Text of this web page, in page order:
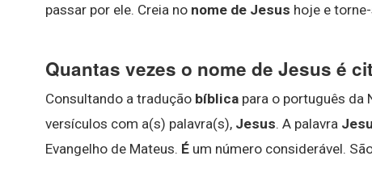
passar por ele. Creia no nome de Jesus hoje e
Quantas vezes o nome de Jesus é
Consultando a tradução bíblica para o português da
versículos com a(s) palavra(s), Jesus. A palavra
Evangelho de Mateus. É um número considerável.